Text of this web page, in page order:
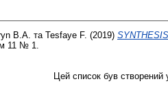
B.A. та Tesfaye F. (2019)
11 № 1.
Цей список був створений